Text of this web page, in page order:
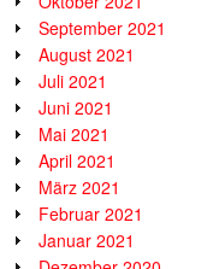
September 2021
August 2021
Juli 2021
Juni 2021
Mai 2021
April 2021
März 2021
Februar 2021
Januar 2021